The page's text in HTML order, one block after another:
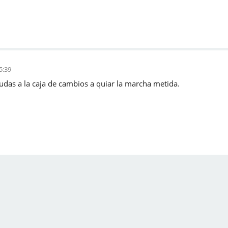
a la caja de cambios a quiar la marcha metida.